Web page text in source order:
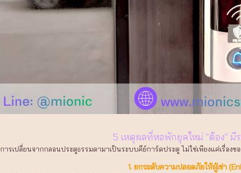
5 เหตุผลที่หอพักยุคใหม่ "ต้อง" มี
การเปลี่ยนจากกลอนประตูธรรมดามาเป็นระบบคีย์การ์ดประตู ไม่ใช่เพียงแค่เรื่อ
1. ยกระดับความปลอดภัยให้ผู้เช่า